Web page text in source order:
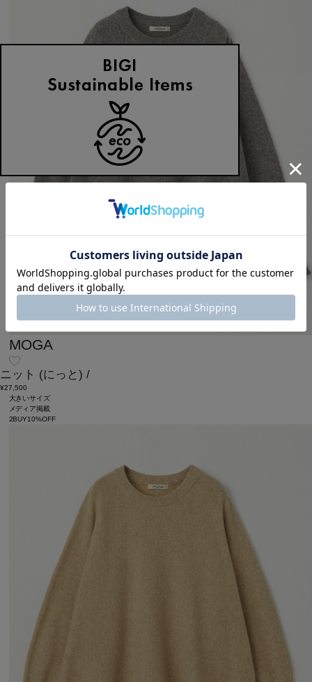
MOGA
ニット (にっと) /
¥27,500
大きいサイズ
メディア掲載
2BUY10%OFF